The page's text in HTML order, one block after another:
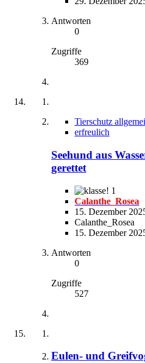
Antworten
0
Zugriffe
369
Tierschutz
erfreulich
Seehund aus
gerettet
1
Calanthe_Rosea
15. Dezember
Calanthe_Rosea
15. Dezember
Antworten
0
Zugriffe
527
Eulen- und